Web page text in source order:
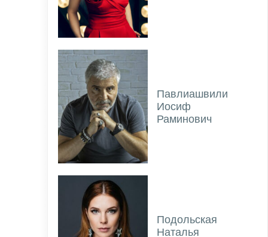
Павлиашвили
Иосиф
Раминович
Подольская
Наталья